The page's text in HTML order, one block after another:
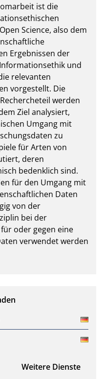
ist die
Science, also dem
Ergebnissen der
und
relevanten
vorgestellt. Die
werden
Ziel analysiert,
Umgang mit
zu
für Arten von
deren
bedenklich sind.
für den Umgang mit
Daten
von der
bei der
oder gegen eine
verwendet werden
Weitere Dienste